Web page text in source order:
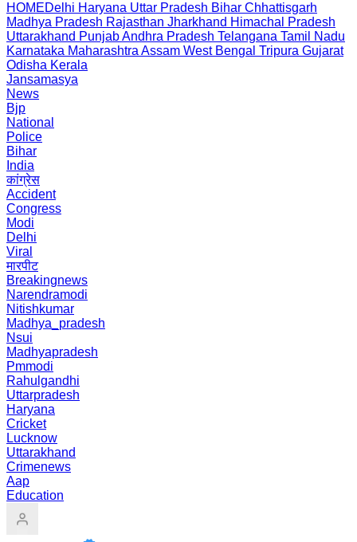
HOMEDelhi Haryana Uttar Pradesh Bihar Chhattisgarh
Madhya Pradesh Rajasthan Jharkhand Himachal Pradesh
Uttarakhand PunjabAndhra Pradesh Telangana Tamil Nadu
Karnataka Maharashtra Assam West Bengal Tripura Gujarat
Odisha Kerala
Jansamasya
News
Bjp
National
Police
Bihar
India
कांग्रेस
Accident
Congress
Modi
Delhi
Viral
मारपीट
Breakingnews
Narendramodi
Nitishkumar
Madhya_pradesh
Nsui
Madhyapradesh
Pmmodi
Rahulgandhi
Uttarpradesh
Haryana
Cricket
Lucknow
Uttarakhand
Crimenews
Aap
Education